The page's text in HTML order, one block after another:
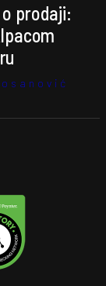
prodaji: